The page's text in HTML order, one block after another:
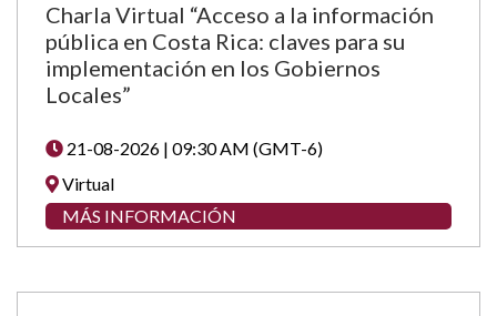
Charla Virtual “Acceso a la información
pública en Costa Rica: claves para su
implementación en los Gobiernos
Locales”
21-08-2026 | 09:30 AM (GMT-6)
Virtual
MÁS INFORMACIÓN